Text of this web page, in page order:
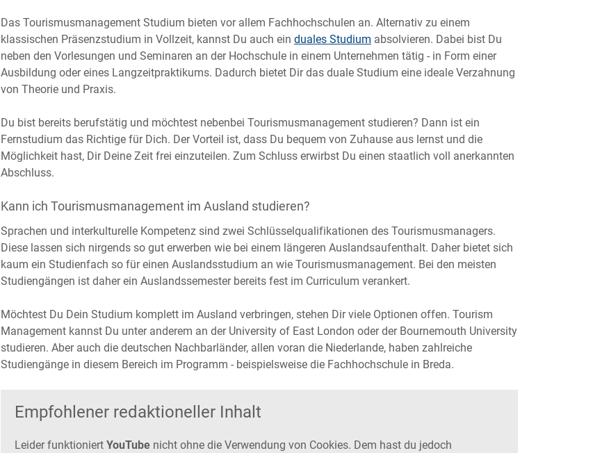
Das Tourismusmanagement Studium bieten vor allem Fachhochschulen an. Alternativ zu einem
klassischen Präsenzstudium in Vollzeit, kannst Du auch ein duales Studium absolvieren. Dabei bist Du
neben den Vorlesungen und Seminaren an der Hochschule in einem Unternehmen tätig - in Form einer
Ausbildung oder eines Langzeitpraktikums. Dadurch bietet Dir das duale Studium eine ideale Verzahnung
von Theorie und Praxis.
Du bist bereits berufstätig und möchtest nebenbei Tourismusmanagement studieren? Dann ist ein
Fernstudium das Richtige für Dich. Der Vorteil ist, dass Du bequem von Zuhause aus lernst und die
Möglichkeit hast, Dir Deine Zeit frei einzuteilen. Zum Schluss erwirbst Du einen staatlich voll anerkannten
Abschluss.
Kann ich Tourismusmanagement im Ausland studieren?
Sprachen und interkulturelle Kompetenz sind zwei Schlüsselqualifikationen des Tourismusmanagers.
Diese lassen sich nirgends so gut erwerben wie bei einem längeren Auslandsaufenthalt. Daher bietet sich
kaum ein Studienfach so für einen Auslandsstudium an wie Tourismusmanagement. Bei den meisten
Studiengängen ist daher ein Auslandssemester bereits fest im Curriculum verankert.
Möchtest Du Dein Studium komplett im Ausland verbringen, stehen Dir viele Optionen offen. Tourism
Management kannst Du unter anderem an der University of East London oder der Bournemouth University
studieren. Aber auch die deutschen Nachbarländer, allen voran die Niederlande, haben zahlreiche
Studiengänge in diesem Bereich im Programm - beispielsweise die Fachhochschule in Breda.
Empfohlener redaktioneller Inhalt
Leider funktioniert YouTube nicht ohne die Verwendung von Cookies. Dem hast du jedoch